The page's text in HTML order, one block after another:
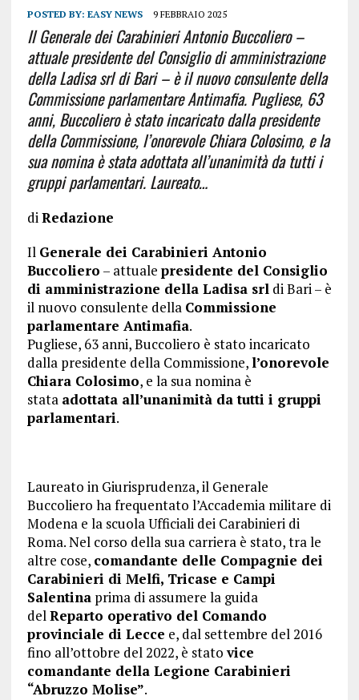
POSTED BY: EASY NEWS 9 FEBBRAIO 2025
Il Generale dei Carabinieri Antonio Buccoliero –
attuale presidente del Consiglio di amministrazione
della Ladisa srl di Bari – è il nuovo consulente della
Commissione parlamentare Antimafia. Pugliese, 63
anni, Buccoliero è stato incaricato dalla presidente
della Commissione, l’onorevole Chiara Colosimo, e la
sua nomina è stata adottata all’unanimità da tutti i
gruppi parlamentari. Laureato…
diRedazione
Il Generale dei Carabinieri Antonio
Buccoliero – attuale presidente del Consiglio
di amministrazione della Ladisa srldi Bari – è
il nuovo consulente della Commissione
parlamentare Antimafia.
Pugliese, 63 anni, Buccoliero è stato incaricato
dalla presidente della Commissione,l’onorevole
Chiara Colosimo, e la sua nomina è
stata adottata all’unanimità da tutti i gruppi
parlamentari.
Laureato in Giurisprudenza, il Generale
Buccoliero ha frequentato l’Accademia militare di
Modena e la scuola Ufficiali dei Carabinieri di
Roma. Nel corso della sua carriera è stato, tra le
altre cose, comandante delle Compagnie dei
Carabinieri di Melfi, Tricase e Campi
Salentinaprima di assumere la guida
delReparto operativo del Comando
provinciale di Lecce e, dal settembre del 2016
fino all’ottobre del 2022, è statovice
comandante della Legione Carabinieri
“Abruzzo Molise”.